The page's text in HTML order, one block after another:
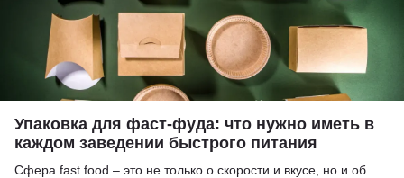
Упаковка для фаст-фуда: что нужно иметь в
каждом заведении быстрого питания
Сфера fast food – это не только о скорости и вкусе, но и об